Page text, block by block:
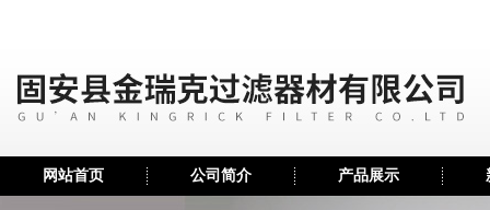
网站首页 公司简介 产品展示